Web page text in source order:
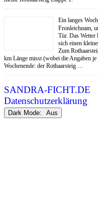
Ein langes
Fronleichnam,
Tür. Das Wetter
sich einen
Zum
km Länge misst (wobei die Angaben
Wochenende: der Rothaarsteig …
SANDRA-FICHT.DE
Datenschutzerklärung
Dark Mode: